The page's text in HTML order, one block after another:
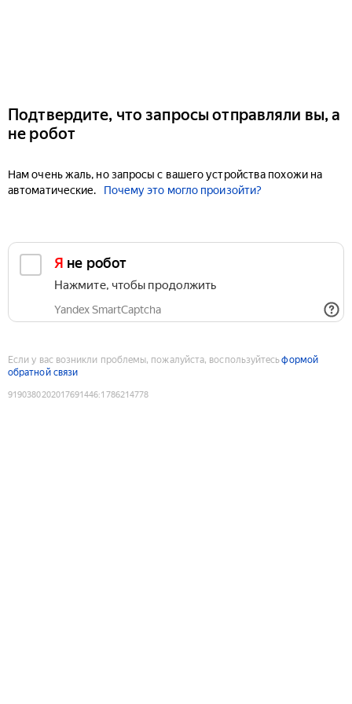
Подтвердите, что запросы отправляли вы, а
не робот
Нам очень жаль, но запросы с вашего устройства похожи на
автоматические.
Почему это могло произойти?
Я не робот
Нажмите, чтобы продолжить
Yandex SmartCaptcha
Если у вас возникли проблемы, пожалуйста, воспользуйтесьформой
обратной связи
9190380202017691446:1786214778